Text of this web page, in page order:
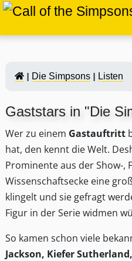
Die Simpsons Listen
Gaststars in "Die
Wer zu einem Gastauftritt
hat, den kennt die Welt.
Prominente aus der Show-,
Wissenschaftsecke eine
klingelt und sie gefragt
Figur in der Serie widmen
So kamen schon viele
Jackson, Kiefer